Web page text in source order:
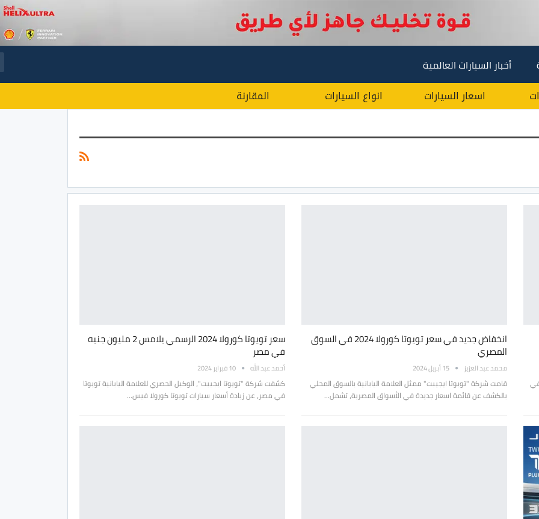
أخبار السيارات العالمية
اسعار السيارات انواع السيارات المقارنة
انخفاض جديد في سعر تويوتا كورولا 2024 في السوق
المصري
محمد عبد العزيز 15 أبريل 2024
قامت شركة "تويوتا ايجيبت" ممثل العلامة اليابانية بالسوق المحلي
بالكشف عن قائمة اسعار جديدة في الأسواق المصرية، تشمل…
سعر تويوتا كورولا 2024 الرسمي يلامس 2 مليون جنيه
في مصر
أحمد عبد الله 10 فبراير 2024
كشفت شركة "تويوتا ايجيبت"، الوكيل الحصري للعلامة اليابانية تويوتا
في مصر، عن زيادة أسعار سيارات تويوتا كورولا فيس…